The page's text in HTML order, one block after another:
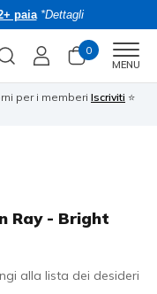
paia *Dettagli
0
MENU
per i memberi Iscriviti ⭐
Ray - Bright
alla lista dei desideri